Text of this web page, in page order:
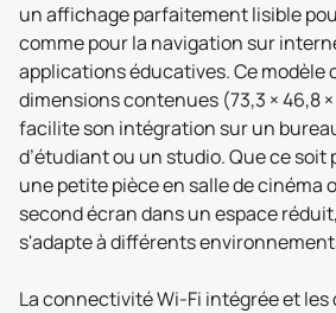
un affichage parfaitement lisible
comme pour la navigation sur
applications éducatives. Ce modèle
dimensions contenues (73,3 × 46,8
facilite son intégration sur un
d’étudiant ou un studio. Que ce
une petite pièce en salle de cinéma
second écran dans un espace
s'adapte à différents
La connectivité Wi-Fi intégrée et les